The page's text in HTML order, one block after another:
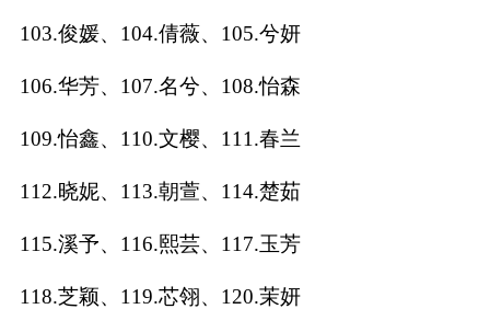
103.俊媛、104.倩薇、105.兮妍
106.华芳、107.名兮、108.怡森
109.怡鑫、110.文樱、111.春兰
112.晓妮、113.朝萱、114.楚茹
115.溪予、116.熙芸、117.玉芳
118.芝颖、119.芯翎、120.茉妍